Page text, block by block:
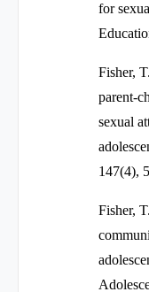
for
Fisher,
parent-
sexual
147(4),
Fisher,